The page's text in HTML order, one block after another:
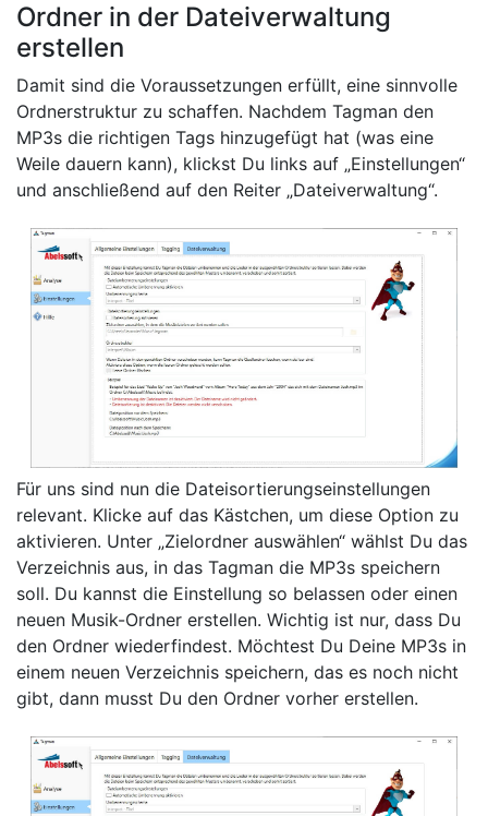
Ordner in der Dateiverwaltung
erstellen
Damit sind die Voraussetzungen erfüllt, eine sinnvolle
Ordnerstruktur zu schaffen. Nachdem Tagman den
MP3s die richtigen Tags hinzugefügt hat (was eine
Weile dauern kann), klickst Du links auf „Einstellungen“
und anschließend auf den Reiter „Dateiverwaltung“.
Für uns sind nun die Dateisortierungseinstellungen
relevant. Klicke auf das Kästchen, um diese Option zu
aktivieren. Unter „Zielordner auswählen“ wählst Du das
Verzeichnis aus, in das Tagman die MP3s speichern
soll. Du kannst die Einstellung so belassen oder einen
neuen Musik-Ordner erstellen. Wichtig ist nur, dass Du
den Ordner wiederfindest. Möchtest Du Deine MP3s in
einem neuen Verzeichnis speichern, das es noch nicht
gibt, dann musst Du den Ordner vorher erstellen.